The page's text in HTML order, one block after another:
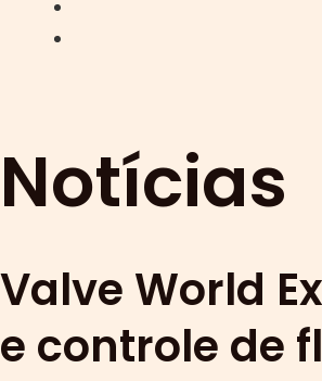
Notícias
Valve World
e controle de